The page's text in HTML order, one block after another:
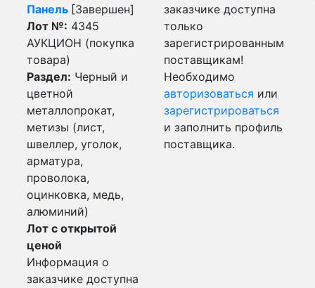
Панель [Завершен]
Лот №: 4345
АУКЦИОН (покупка
товара)
Раздел: Черный и
цветной
металлопрокат,
метизы (лист,
швеллер, уголок,
арматура,
проволока,
оцинковка, медь,
алюминий)
Лот с открытой
ценой
Информация о
заказчике доступна
заказчике доступна
только
зарегистрированным
поставщикам!
Необходимо
авторизоваться или
зарегистрироваться
и заполнить профиль
поставщика.